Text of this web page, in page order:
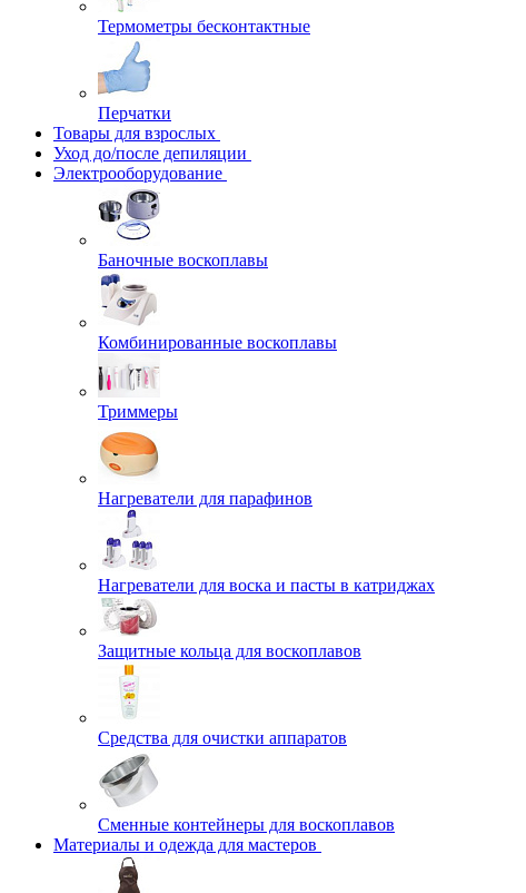
Термометры бесконтактные
Перчатки
Товары для взрослых
Уход до/после депиляции
Электрооборудование
Баночные воскоплавы
Комбинированные воскоплавы
Триммеры
Нагреватели для парафинов
Нагреватели для воска и пасты в катриджах
Защитные кольца для воскоплавов
Средства для очистки аппаратов
Сменные контейнеры для воскоплавов
Материалы и одежда для мастеров